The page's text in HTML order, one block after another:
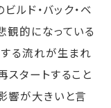
ルド・バック・ベ
観的になっている
する流れが生まれ
スタートすること
響が大きいと言